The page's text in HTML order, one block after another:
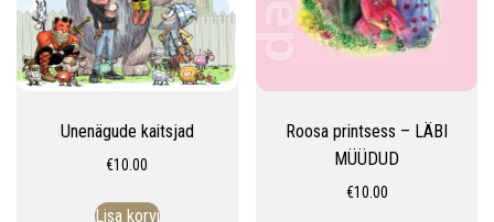
Unenägude kaitsjad
€10.00
Lisa korvi
Roosa printsess – LÄBI
MÜÜDUD
€10.00